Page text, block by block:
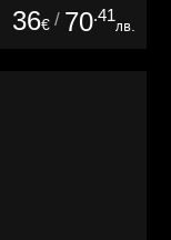
36€ / 70.41
лв.